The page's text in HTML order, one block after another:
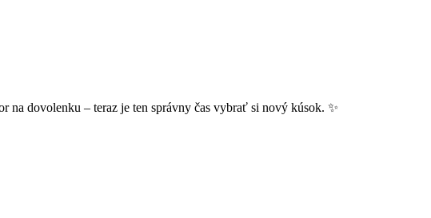
dovolenku – teraz je ten správny čas vybrať si nový kúsok. ✨